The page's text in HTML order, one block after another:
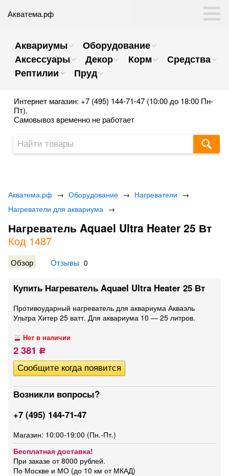
Акватема.рф
Аквариумы
Оборудование
Аксессуары
Декор Корм
Средства
Рептилии
Пруд
Интернет магазин: +7 (495) 144-71-47 (10:00 до 18:00 Пн-
Пт).
Самовывоз временно не работает
Акватема.рф → Оборудование → Нагреватели →
Нагреватели для аквариума →
Нагреватель Aquael Ultra Heater 25 Вт
Код 1487
Обзор Отзывы 0
Купить Нагреватель Aquael Ultra Heater 25 Вт
Противоударный нагреватель для аквариума Акваэль
Ультра Хитер 25 ватт. Для аквариума 10 — 25 литров.
Нет в наличии
2 381 Р
Возникли вопросы?
+7 (495) 144-71-47
Магазин: 10:00-19:00 (Пн.-Пт.)
Бесплатная доставка!
При заказе от 8000 рублей.
По Москве и МО (до 10 км от МКАД)